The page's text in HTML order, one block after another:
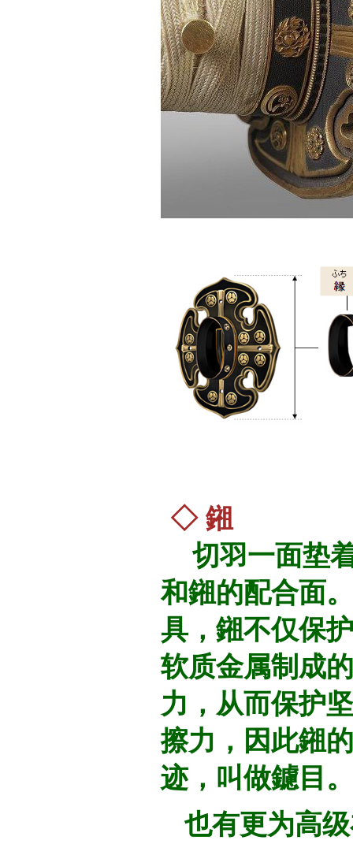
◇ 鎺
切羽一面垫
和鎺的配合面
具，鎺不仅保
软质金属制成
力，从而保护
擦力，因此鎺
迹，叫做鑢目。
也有更为高